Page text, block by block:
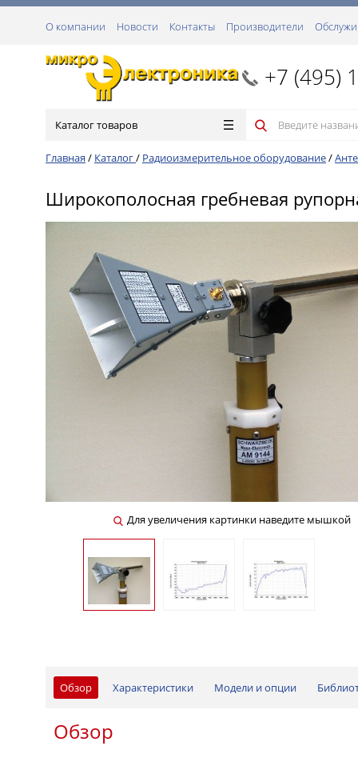
О компании Новости Контакты Производители
+7 (495)
Каталог товаров
Главная / Каталог/ Радиоизмерительное оборудование/
Широкополосная гребневая
Для увеличения картинки наведите мышкой
Обзор Характеристики Модели и опции
Обзор